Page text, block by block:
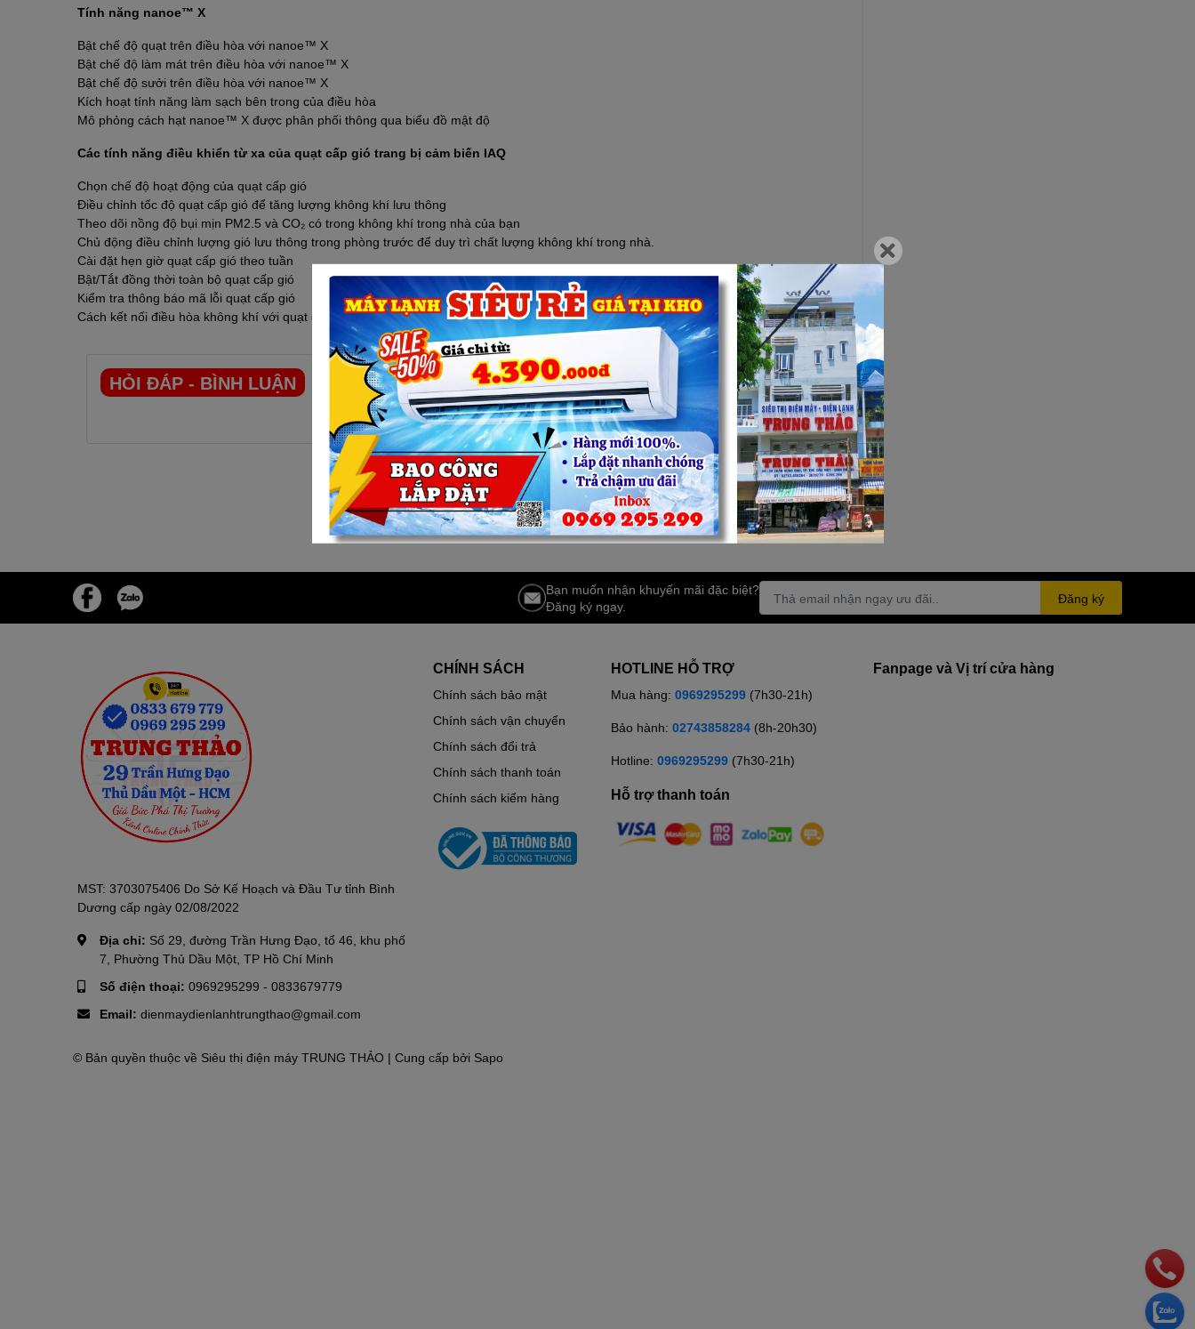
Tính năng nanoe™ X
Bật chế độ quạt trên điều hòa với nanoe™ X
Bật chế độ làm mát trên điều hòa với nanoe™ X
Bật chế độ sưởi trên điều hòa với nanoe™ X
Kích hoạt tính năng làm sạch bên trong của điều hòa
Mô phỏng cách hạt nanoe™ X được phân phối thông qua biểu đồ mật độ
Các tính năng điều khiển từ xa của quạt cấp gió trang bị cảm biến IAQ
Chọn chế độ hoạt động của quạt cấp gió
Điều chỉnh tốc độ quạt cấp gió để tăng lượng không khí lưu thông
Theo dõi nồng độ bụi mịn PM2.5 và CO₂ có trong không khí trong nhà của bạn
Chủ động điều chỉnh lượng gió lưu thông trong phòng trước để duy trì chất lượng không khí trong nhà.
Cài đặt hẹn giờ quạt cấp gió theo tuần
Bật/Tắt đồng thời toàn bộ quạt cấp gió
Kiểm tra thông báo mã lỗi quạt cấp gió
Cách kết nối điều hòa không khí với quạt cấp gió
HỎI ĐÁP - BÌNH LUẬN
Bạn muốn nhận khuyến mãi đặc biệt?
Đăng ký ngay.
Đăng ký
MST: 3703075406 Do Sở Kế Hoạch và Đầu Tư tỉnh Bình
Dương cấp ngày 02/08/2022
Địa chỉ: Số 29, đường Trần Hưng Đạo, tổ 46, khu phố
7, Phường Thủ Dầu Một, TP Hồ Chí Minh
Số điện thoại: 0969295299 - 0833679779
Email: dienmaydienlanhtrungthao@gmail.com
CHÍNH SÁCH
Chính sách bảo mật
Chính sách vận chuyển
Chính sách đổi trả
Chính sách thanh toán
Chính sách kiểm hàng
HOTLINE HỖ TRỢ
Mua hàng: 0969295299 (7h30-21h)
Bảo hành: 02743858284 (8h-20h30)
Hotline: 0969295299 (7h30-21h)
Hỗ trợ thanh toán
Fanpage và Vị trí cửa hàng
© Bản quyền thuộc về Siêu thị điện máy TRUNG THẢO | Cung cấp bởi Sapo